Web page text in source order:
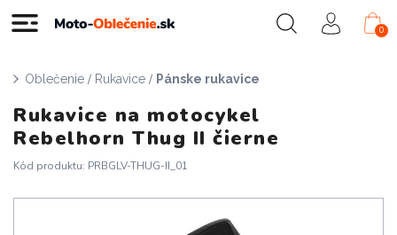
0
Oblečenie / Rukavice / Pánske rukavice
Rukavice na motocykel
Rebelhorn Thug II čierne
Kód produktu: PRBGLV-THUG-II_01